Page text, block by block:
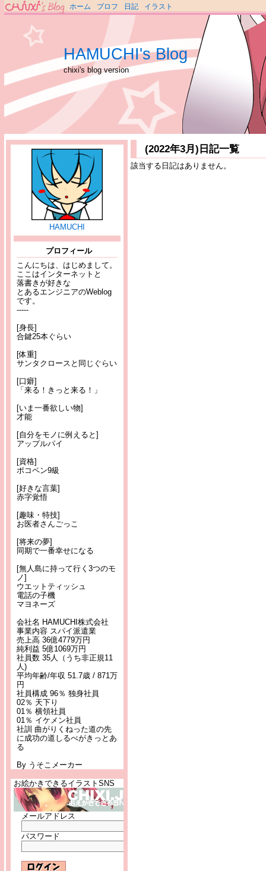
ホーム プロフ 日記 イラスト
HAMUCHI's Blog
chixi's blog version
HAMUCHI
プロフィール
こんにちは、はじめまして。
ここはインターネットと
落書きが好きな
とあるエンジニアのWeblog
です。
-----
[身長]
合鍵25本ぐらい
[体重]
サンタクロースと同じぐらい
[口癖]
「来る！きっと来る！」
[いま一番欲しい物]
才能
[自分をモノに例えると]
アップルパイ
[資格]
ポコペン9級
[好きな言葉]
赤字覚悟
[趣味・特技]
お医者さんごっこ
[将来の夢]
同期で一番幸せになる
[無人島に持って行く3つのモ
ノ]
ウエットティッシュ
電話の子機
マヨネーズ
会社名 HAMUCHI株式会社
事業内容 スパイ派遣業
売上高 36億4779万円
純利益 5億1069万円
社員数 35人（うち非正規11
人)
平均年齢/年収 51.7歳 / 871万
円
社員構成 96％ 独身社員
02％ 天下り
01％ 横領社員
01％ イケメン社員
社訓 曲がりくねった道の先
に成功の道しるべがきっとあ
る
By うそこメーカー
お絵かきできるイラストSNS
メールアドレス
パスワード
(2022年3月)日記一覧
該当する日記はありません。